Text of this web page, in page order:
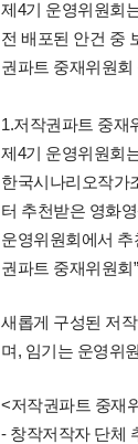
제4기 운영위원회
전 배포된 안건 중
권파트 중재위원
1.저작권파트 중재
제4기 운영위원회
한국시나리오작가
터 추천받은 영화
운영위원회에서
권파트 중재위원회
새롭게 구성된 저
며, 임기는 운영위
<저작권파트 중재
- 창작저작자 단체